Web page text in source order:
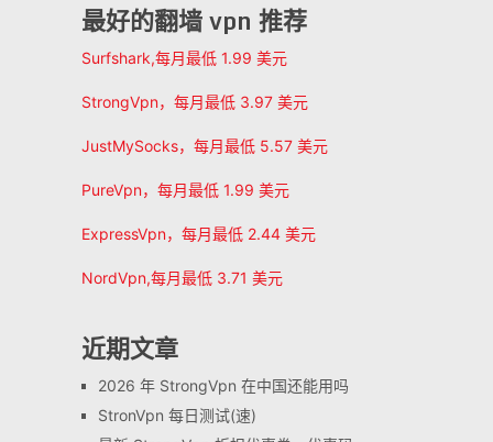
最好的翻墙 vpn 推荐
Surfshark,每月最低 1.99 美元
StrongVpn，每月最低 3.97 美元
JustMySocks，每月最低 5.57 美元
PureVpn，每月最低 1.99 美元
ExpressVpn，每月最低 2.44 美元
NordVpn,每月最低 3.71 美元
近期文章
2026 年 StrongVpn 在中国还能用吗
StronVpn 每日测试(速)